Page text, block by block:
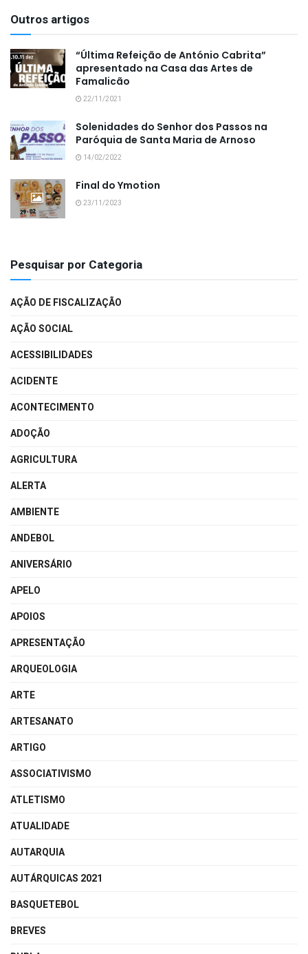
Outros artigos
“Última Refeição de António Cabrita”
apresentado na Casa das Artes de
Famalicão
22/11/2021
Solenidades do Senhor dos Passos na
Paróquia de Santa Maria de Arnoso
14/02/2022
Final do Ymotion
23/11/2023
Pesquisar por Categoria
AÇÃO DE FISCALIZAÇÃO
AÇÃO SOCIAL
ACESSIBILIDADES
ACIDENTE
ACONTECIMENTO
ADOÇÃO
AGRICULTURA
ALERTA
AMBIENTE
ANDEBOL
ANIVERSÁRIO
APELO
APOIOS
APRESENTAÇÃO
ARQUEOLOGIA
ARTE
ARTESANATO
ARTIGO
ASSOCIATIVISMO
ATLETISMO
ATUALIDADE
AUTARQUIA
AUTÁRQUICAS 2021
BASQUETEBOL
BREVES